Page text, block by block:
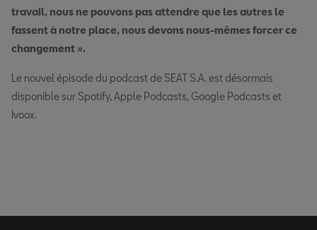
travail, nous ne pouvons pas attendre que les autres le
fassent à notre place, nous devons nous-mêmes forcer ce
changement ».
Le nouvel épisode du podcast de SEAT S.A. est désormais
disponible sur Spotify, Apple Podcasts, Google Podcasts et
Ivoox.